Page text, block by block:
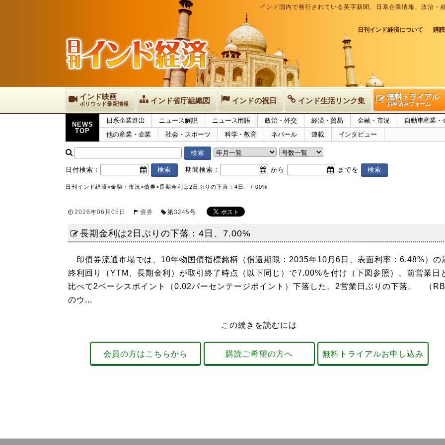
インド国内で発行されている英字新聞、日系企業情報、政治
日刊インド経済について 購
インド映画
ボリウッド最新情報 インド省庁組織図 インドの祝日 インド生活リンク集 無料トライアル
お申込みフォーム
NEWS
TOP
日系企業進出 ニュース解説 ニュース用語 政治・外交 経済・貿易 金融・市況
自動車産業・
他の産業・企業
社会・スポーツ 科学・教育 ネパール 連載 インタビュー
日付検索： 期間検索： から までを
日刊インド経済>金融・市況 >債券>長期金利は2日ぶりの下落：4日、7.00%
2026年06月05日 債券 第3245号
長期金利は2日ぶりの下落：4日、7.00%
印債券流通市場では、10年物国債指標銘柄（償還期限：2035年10月6日、表面利率：6.48%）の
終利回り（YTM、長期金利）が取引終了時点（以下同じ）で7.00%を付け（下図参照）、前営業日
比べて2ベーシスポイント（0.02パーセンテージポイント）下落した。2営業日ぶりの下落。 （RBI
のウ...
この続きを読むには
会員の方はこちらから 購読ご希望の方へ 無料トライアルお申し込み